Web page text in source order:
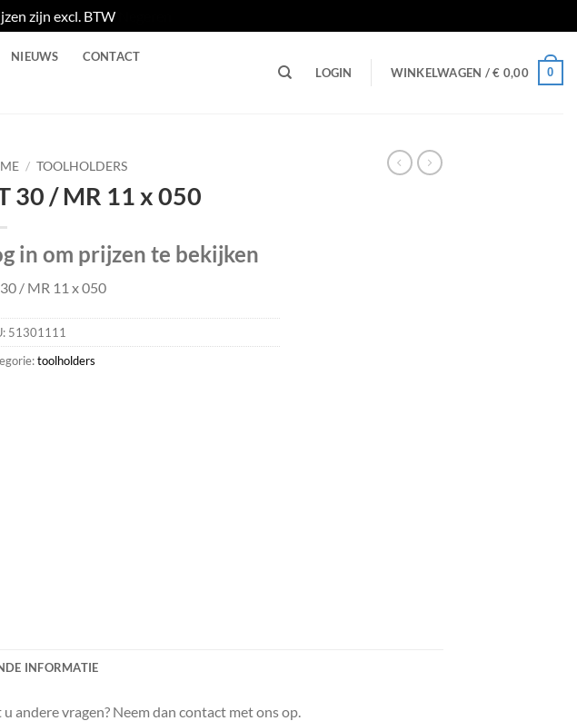
zijn excl. BTW
NIEUWS CONTACT
LOGIN WINKELWAGEN /€ 0,00 0
/ TOOLHOLDERS
30 / MR 11 x 050
in om prijzen te bekijken
/ MR 11 x 050
51301111
toolholders
INFORMATIE
andere vragen? Neem dan contact met ons op.